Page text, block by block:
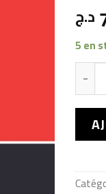
د.ج
5 en